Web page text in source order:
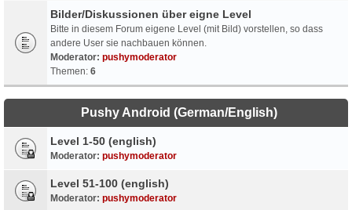
Bilder/Diskussionen über eigne Level
Bitte in diesem Forum eigene Level (mit Bild) vorstellen, so dass
andere User sie nachbauen können.
Moderator: pushymoderator
Themen: 6
Pushy Android (German/English)
Level 1-50 (english)
Moderator: pushymoderator
Level 51-100 (english)
Moderator: pushymoderator